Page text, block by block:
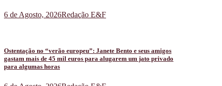
6 de Agosto, 2026Redação E&F
Ostentação no “verão europeu”: Janete Bento e seus amigos
gastam mais de 45 mil euros para alugarem um jato privado
para algumas horas